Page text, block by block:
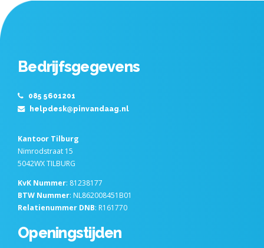
Bedrijfsgegevens
085 5601201
helpdesk@pinvandaag.nl
Kantoor Tilburg
Nimrodstraat 15
5042WX TILBURG
KvK Nummer: 81238177
BTW Nummer: NL862008451B01
Relatienummer DNB: R161770
Openingstijden